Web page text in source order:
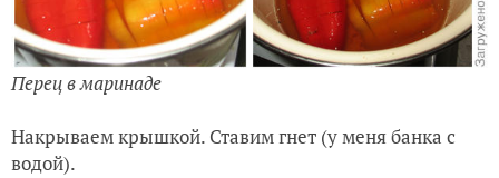
Перец в маринаде
Накрываем крышкой. Ставим гнет (у меня банка с
водой).